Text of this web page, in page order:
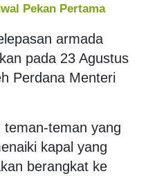
Pekan Pertama
armada
pada 23 Agustus
Perdana Menteri
teman yang
kapal yang
berangkat ke